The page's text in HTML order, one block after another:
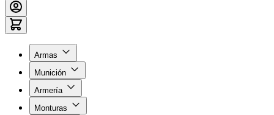
Armas
Munición
Armería
Monturas